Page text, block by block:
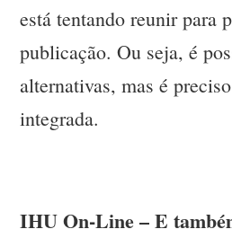
está tentando reunir para
publicação. Ou seja, é
alternativas, mas é
integrada.
IHU On-Line – E